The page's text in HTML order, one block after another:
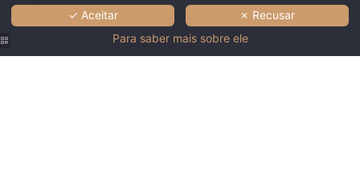
✓ Aceitar
✗ Recusar
Para saber mais sobre ele